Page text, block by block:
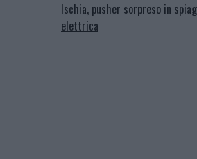
Ischia, pusher sorpreso in
elettrica